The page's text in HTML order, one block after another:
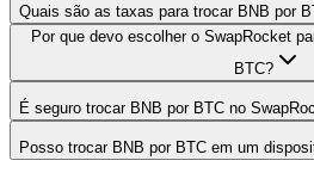
Quais são as taxas para trocar BNB por
Por que devo escolher o SwapRocket
BTC?
É seguro trocar BNB por BTC no
Posso trocar BNB por BTC em um